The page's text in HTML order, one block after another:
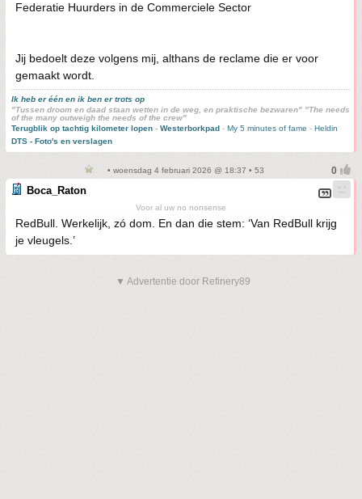
Federatie Huurders in de Commerciele Sector
Jij bedoelt deze volgens mij, althans de reclame die er voor
gemaakt wordt.
Ik heb er één en ik ben er trots op
"Tussen droom en daad staan wetten in de weg, en praktische bezwaren" "The needs
of the many outweigh the needs of the crew"
Terugblik op tachtig kilometer lopen - Westerborkpad - My 5 minutes of fame - Heldin
DTS - Foto's en verslagen
• woensdag 4 februari 2026 @ 18:37 • 53
Boca_Raton
Voor al uw no nonsense
RedBull. Werkelijk, zó dom. En dan die stem: ‘Van RedBull krijg
je vleugels.’
▼ Advertentie door Refinery89